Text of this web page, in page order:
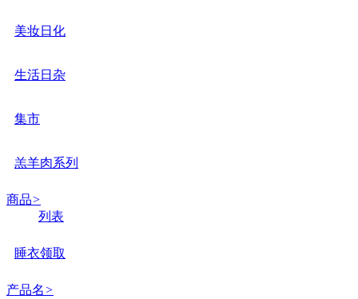
美妆日化
生活日杂
集市
羔羊肉系列
商品>
列表
睡衣领取
产品名>